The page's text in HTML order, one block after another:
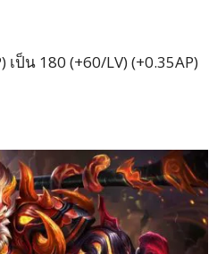
เป็น 180 (+60/LV) (+0.35AP)